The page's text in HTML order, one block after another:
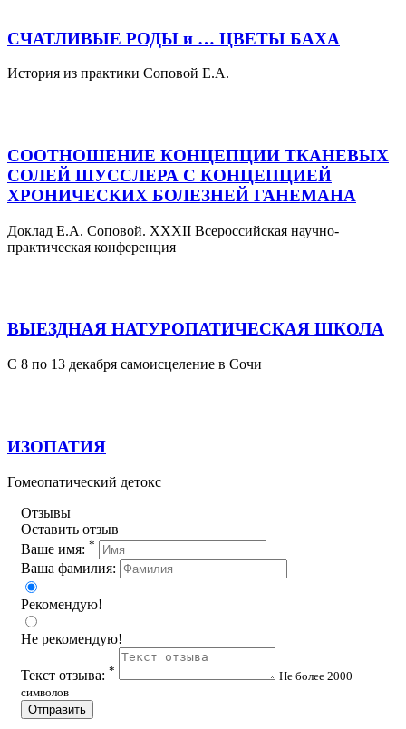
СЧАТЛИВЫЕ РОДЫ и … ЦВЕТЫ БАХА
История из практики Соповой Е.А.
СООТНОШЕНИЕ КОНЦЕПЦИИ ТКАНЕВЫХ
СОЛЕЙ ШУССЛЕРА С КОНЦЕПЦИЕЙ
ХРОНИЧЕСКИХ БОЛЕЗНЕЙ ГАНЕМАНА
Доклад Е.А. Соповой. XXXII Всероссийская научно-
практическая конференция
ВЫЕЗДНАЯ НАТУРОПАТИЧЕСКАЯ ШКОЛА
С 8 по 13 декабря самоисцеление в Сочи
ИЗОПАТИЯ
Гомеопатический детокс
Отзывы
Оставить отзыв
Ваше имя: *
Ваша фамилия:
Рекомендую!
Не рекомендую!
Текст отзыва: *
Не более 2000
символов
Отправить